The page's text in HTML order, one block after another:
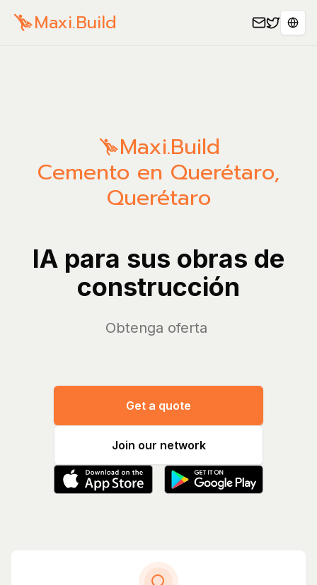
Maxi.Build
Maxi.Build
Cemento en Querétaro,
Querétaro
IA para sus obras de
construcción
Ob
Get a quote
Join our network